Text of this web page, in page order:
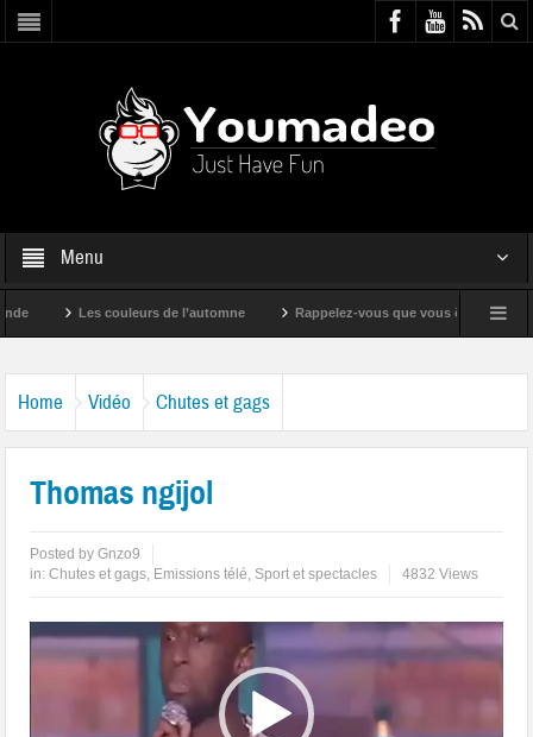
Menu
Les couleurs de l’automne Rappelez-vous que vous êtes super !
Home Vidéo Chutes et gags
Thomas ngijol
Posted byGnzo9
in:Chutes et gags, Emissions télé, Sport et spectacles 4832 Views
Lecteur
vidéo